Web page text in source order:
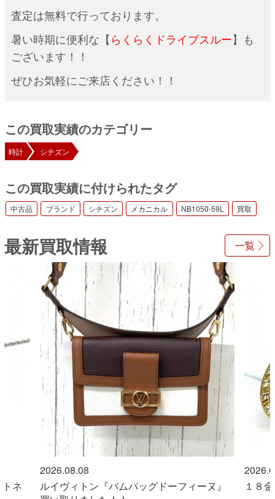
査定は無料で行っております。
暑い時期に便利な【らくらくドライブスルー】も
ございます！！
ぜひお気軽にご来店ください！！
この買取実績のカテゴリー
時計 シチズン
この買取実績に付けられたタグ
中古品 ブランド シチズン メカニカル NB1050-59L 買取
一覧
最新買取情報
ネ
2026.08.08
ルイヴィトン『バムバッグドーフィーヌ』
１８